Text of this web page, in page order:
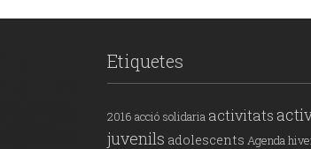
Etiquetes
2016 acció solidaria activitats
juvenils adolescents Agenda